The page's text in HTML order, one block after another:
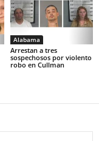
Alabama
Arrestan a tres
sospechosos por violento
robo en Cullman